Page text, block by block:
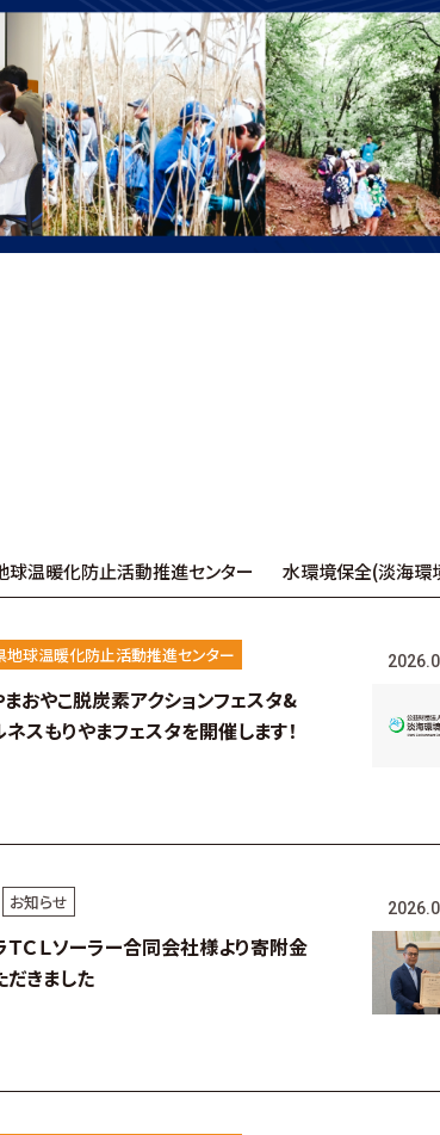
球温暖化防止活動推進センター 水環境保全(淡海環
地球温暖化防止活動推進センター
まおやこ脱炭素アクションフェスタ&
スもりやまフェスタを開催します！
お知らせ
ＴＣＬソーラー合同会社様より寄附金
だきました